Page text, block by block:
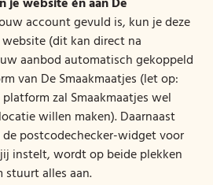
account gevuld is, kun je deze
(dit kan direct na
aanbod automatisch gekoppeld
van De Smaakmaatjes (let op:
zal Smaakmaatjes wel
willen maken). Daarnaast
postcodechecker-widget voor
instelt, wordt op beide plekken
stuurt alles aan.